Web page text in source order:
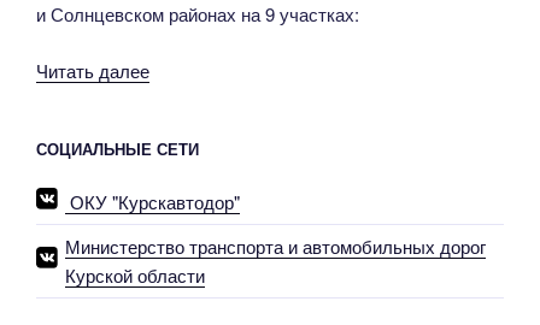
и Солнцевском районах на 9 участках:
Читать далее«Завершен
регионального
по
нацпроекту
«Безопасные
качественные
СОЦИАЛЬНЫЕ СЕТИ
ОКУ "Курскавтодор"
Министерство транспорта и автомобильных дорог
Курской области